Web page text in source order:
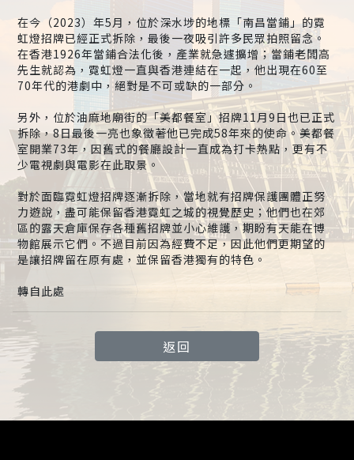
在今（2023）年5月，位於深水埗的地標「南昌當鋪」的霓
虹燈招牌已經正式拆除，最後一夜吸引許多民眾拍照留念。
在香港1926年當鋪合法化後，產業就急遽擴增；當鋪老闆高
先生就認為，霓虹燈一直與香港連結在一起，他出現在60至
70年代的港劇中，絕對是不可或缺的一部分。
另外，位於油麻地廟街的「美都餐室」招牌11月9日也已正式
拆除，8日最後一亮也象徵著他已完成58年來的使命。美都餐
室開業73年，因舊式的餐廳設計一直成為打卡熱點，更有不
少電視劇與電影在此取景。
對於面臨霓虹燈招牌逐漸拆除，當地就有招牌保護團體正努
力遊說，盡可能保留香港霓虹之城的視覺歷史；他們也在郊
區的露天倉庫保存各種舊招牌並小心維護，期盼有天能在博
物館展示它們。不過目前因為經費不足，因此他們更期望的
是讓招牌留在原有處，並保留香港獨有的特色。
轉自此處
返回